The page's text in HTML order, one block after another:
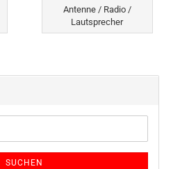
Antenne / Radio /
Lautsprecher
SUCHEN